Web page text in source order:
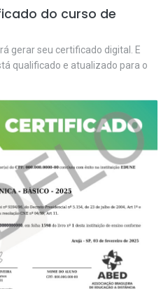
do curso de
gerar seu certificado digital. E
qualificado e atualizado para o